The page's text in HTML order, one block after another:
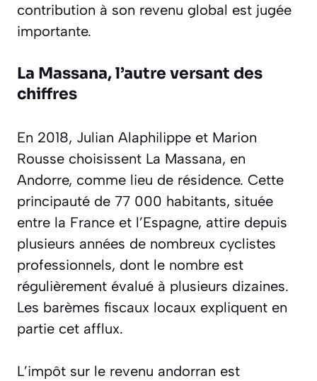
contribution à son revenu global est jugée
importante.
La Massana, l’autre versant des
chiffres
En 2018, Julian Alaphilippe et Marion
Rousse choisissent La Massana, en
Andorre, comme lieu de résidence. Cette
principauté de 77 000 habitants, située
entre la France et l’Espagne, attire depuis
plusieurs années de nombreux cyclistes
professionnels, dont le nombre est
régulièrement évalué à plusieurs dizaines.
Les barèmes fiscaux locaux expliquent en
partie cet afflux.
L’impôt sur le revenu andorran est